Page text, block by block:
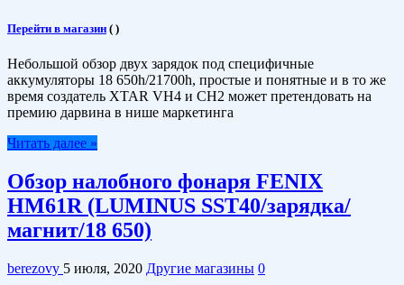
Перейти в магазин ( )
Небольшой обзор двух зарядок под специфичные
аккумуляторы 18 650h/21700h, простые и понятные и в то же
время создатель XTAR VH4 и CH2 может претендовать на
премию дарвина в нише маркетинга
Читать далее »
Обзор налобного фонаря FENIX
HM61R (LUMINUS SST40/зарядка/
магнит/18 650)
berezovy 5 июля, 2020 Другие магазины 0